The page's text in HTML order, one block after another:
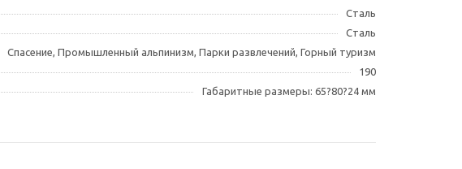
Сталь
Сталь
Спасение, Промышленный альпинизм, Парки развлечений, Горный туризм
190
Габаритные размеры: 65?80?24 мм